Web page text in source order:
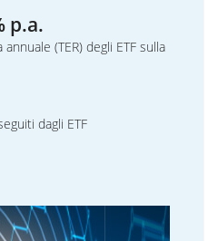
p.a.
(TER) degli ETF sulla
dagli ETF